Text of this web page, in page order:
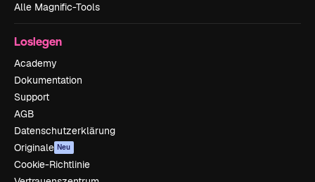
Alle Magnific-Tools
Loslegen
Academy
Dokumentation
Support
AGB
Datenschutzerklärung
Originale Neu
Cookie-Richtlinie